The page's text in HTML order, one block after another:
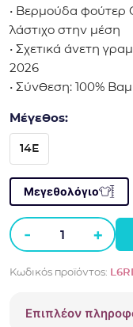
• Βερμούδα φούτερ
λάστιχο στην μέση
• Σχετικά άνετη
2026
• Σύνθεση: 100%
Μέγεθος:
14E
Μεγεθολόγιο
-
Βερμούδα
Guess
ποσότητα
+
Κωδικός προϊόντος:
Επιπλέον